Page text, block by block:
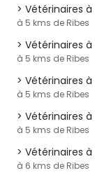
Vétérinaires à
à 5 kms de Ribes
Vétérinaires à
à 5 kms de Ribes
Vétérinaires à
à 5 kms de Ribes
Vétérinaires à
à 5 kms de Ribes
Vétérinaires à
à 6 kms de Ribes